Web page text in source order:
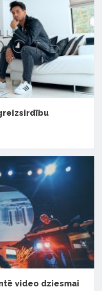
video dziesmai